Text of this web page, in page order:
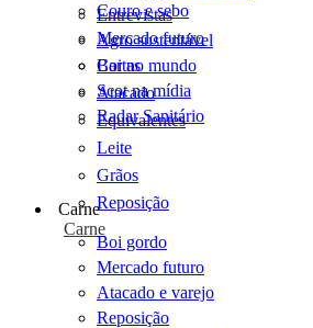
Entrevistas
Agro sustentável
Cartas
Scot na mídia
Radar Sanitário
Couro e sebo
Mercado futuro
Boi no mundo
Atacado
Equivalentes
Leite
Grãos
Reposição
Carne
Carne
Boi gordo
Mercado futuro
Atacado e varejo
Reposição